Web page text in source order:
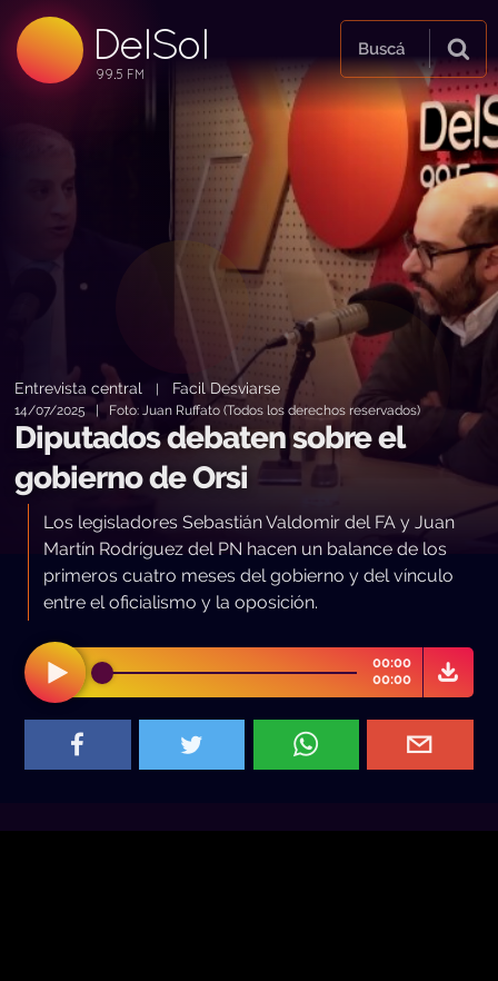
DelSol
99.5 FM
99.5 FM
99.5 FM
Buscá
Entrevista central Facil Desviarse
14/07/2025 | Foto: Juan Ruffato (Todos los derechos reservados)
Diputados debaten sobre el
gobierno de Orsi
Los legisladores Sebastián Valdomir del FA y Juan
Martín Rodríguez del PN hacen un balance de los
primeros cuatro meses del gobierno y del vínculo
entre el oficialismo y la oposición.
00:00
00:00